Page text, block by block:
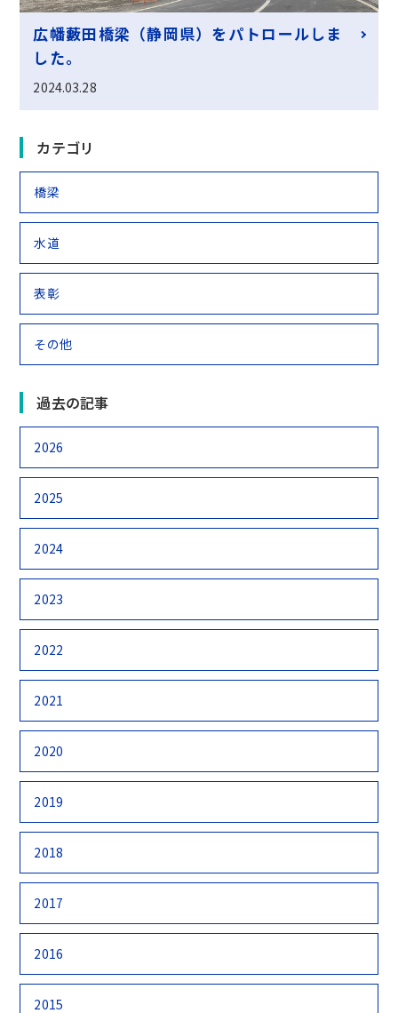
広幡藪田橋梁（静岡県）をパトロールしま
した。
2024.03.28
カテゴリ
橋梁
水道
表彰
その他
過去の記事
2026
2025
2024
2023
2022
2021
2020
2019
2018
2017
2016
2015